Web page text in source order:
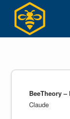
content
BeeTheory
Claude